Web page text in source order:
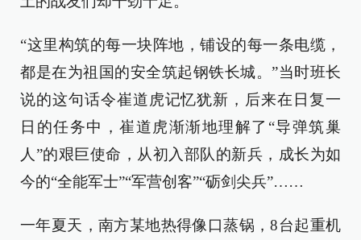
“这里构筑的每一块阵地，铺设的每一条电缆，
都是在为祖国的安全筑起钢铁长城。”当时班长
说的这句话令崔道虎记忆犹新，后来在日复一
日的任务中，崔道虎渐渐地理解了“导弹筑巢
人”的艰巨使命，从初入部队的新兵，成长为如
今的“全能军士”“军营创客”“砺剑尖兵”……
一年夏天，南方某地热得像口蒸锅，8台起重机